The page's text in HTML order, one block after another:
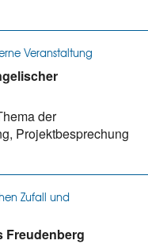
Veranstaltung
der
Projektbesprechung
Zufall und
Freudenberg